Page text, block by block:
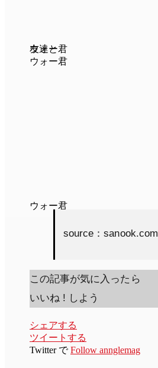
友達と
ウォー君
ウォー君
ウォー君
source：sanook.com
この記事が気に入ったら
いいね ! しよう
シェアする
ツイートする
Twitter でFollow annglemag